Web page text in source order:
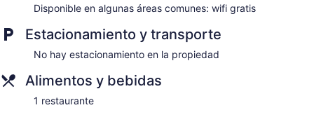
Disponible en algunas áreas comunes: wifi gratis
Estacionamiento y transporte
No hay estacionamiento en la propiedad
Alimentos y bebidas
1 restaurante